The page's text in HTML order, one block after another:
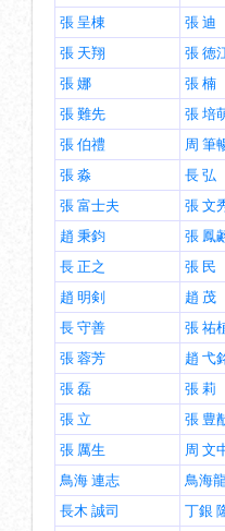
張 呈棟
張 迪
張 天翔
張 徳
張 娜
張 楠
張 難先
張 培
張 伯禮
周 筆
張 淼
長 弘
張 富士夫
張 文
趙 秉鈞
張 鳳
長 正之
張 民
趙 明剣
趙 茂
長 守善
張 祐
張 蓉芳
趙 弋
張 磊
張 莉
張 立
張 豊
張 厲生
周 文
鳥海 連志
鳥海
長木 誠司
丁銀